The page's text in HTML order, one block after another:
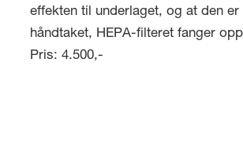
effekten til underlaget, og at den
håndtaket, HEPA-filteret fanger
Pris: 4.500,-